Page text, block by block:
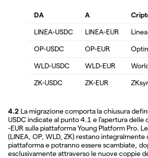
DA A
LINEA-USDC LINEA-EUR
OP-USDC OP-EUR
WLD-USDC WLD-EUR
ZK-USDC ZK-EUR
4.2 La migrazione comporta la chiusura
USDC indicate al punto 4.1 e l’apertura
-EUR sulla piattaforma Young Platform Pro.
(LINEA, OP, WLD, ZK) restano integralmente
piattaforma e potranno essere scambiate,
esclusivamente attraverso le nuove coppie